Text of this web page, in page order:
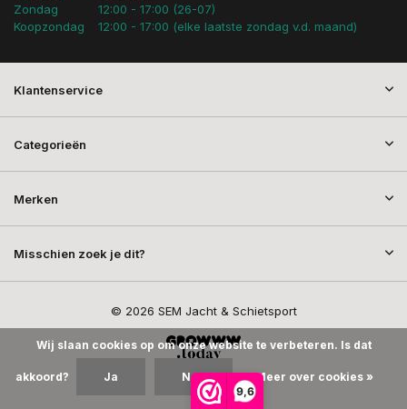
9,6
Zondag
Koopzondag
12:00 - 17:00 (26-07)
12:00 - 17:00 (elke laatste zondag v.d. maand)
Klantenservice
Categorieën
Merken
Misschien zoek je dit?
© 2026 SEM Jacht & Schietsport
Wij slaan cookies op om onze website te verbeteren. Is dat
akkoord? Ja Nee Meer over cookies »